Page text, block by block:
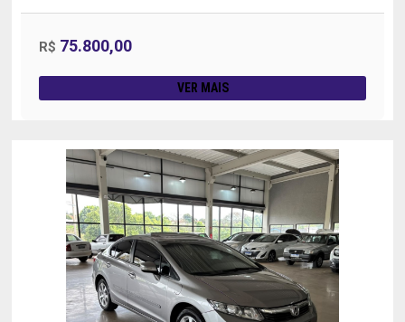
R$ 75.800,00
VER MAIS